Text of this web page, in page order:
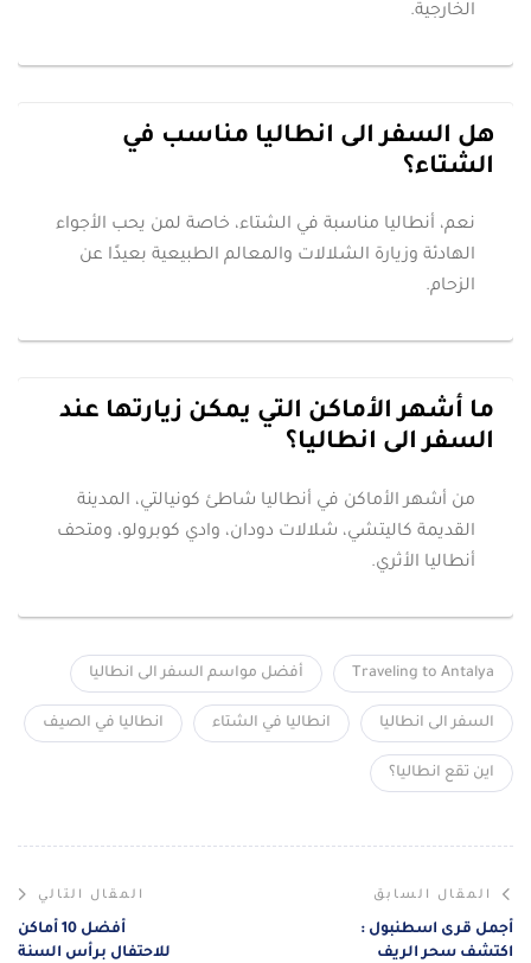
الخارجية.
هل السفر الى انطاليا مناسب في
الشتاء؟
نعم، أنطاليا مناسبة في الشتاء، خاصة لمن يحب الأجواء
الهادئة وزيارة الشلالات والمعالم الطبيعية بعيدًا عن
الزحام.
ما أشهر الأماكن التي يمكن زيارتها عند
السفر الى انطاليا؟
من أشهر الأماكن في أنطاليا شاطئ كونيالتي، المدينة
القديمة كاليتشي، شلالات دودان، وادي كوبرولو، ومتحف
أنطاليا الأثري.
Traveling to Antalya أفضل مواسم السفر الى انطاليا
السفر الى انطاليا انطاليا في الشتاء انطاليا في الصيف
اين تقع انطاليا؟
المقال السابق
أجمل قرى اسطنبول :
اكتشف سحر الريف
المقال التالي
أفضل 10 أماكن
للاحتفال برأس السنة